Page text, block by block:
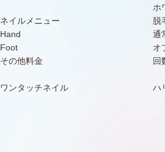
ネイルメニュー
Hand
Foot
その他料金
ワンタッチネイル
ホ
脱
通
オ
回
ハ